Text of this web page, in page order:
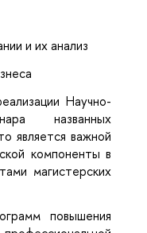
и их анализ
Научно-
названных
является важной
компоненты в
магистерских
повышения